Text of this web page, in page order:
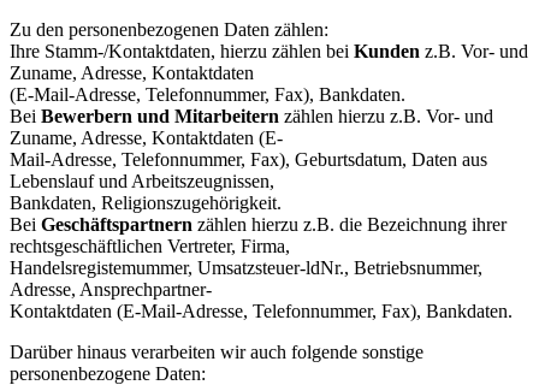
Zu den personenbezogenen Daten zählen:
Ihre Stamm-/Kontaktdaten, hierzu zählen bei Kunden z.B. Vor- und
Zuname, Adresse, Kontaktdaten
(E-Mail-Adresse, Telefonnummer, Fax), Bankdaten.
Bei Bewerbern und Mitarbeitern zählen hierzu z.B. Vor- und
Zuname, Adresse, Kontaktdaten (E-
Mail-Adresse, Telefonnummer, Fax), Geburtsdatum, Daten aus
Lebenslauf und Arbeitszeugnissen,
Bankdaten, Religionszugehörigkeit.
Bei Geschäftspartnern zählen hierzu z.B. die Bezeichnung ihrer
rechtsgeschäftlichen Vertreter, Firma,
Handelsregistemummer, Umsatzsteuer-ldNr., Betriebsnummer,
Adresse, Ansprechpartner-
Kontaktdaten (E-Mail-Adresse, Telefonnummer, Fax), Bankdaten.
Darüber hinaus verarbeiten wir auch folgende sonstige
personenbezogene Daten: